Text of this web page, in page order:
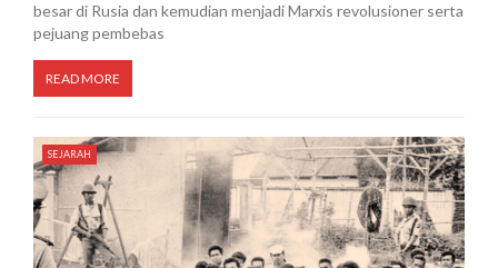
besar di Rusia dan kemudian menjadi Marxis revolusioner serta
pejuang pembebas
READ MORE
SEJARAH